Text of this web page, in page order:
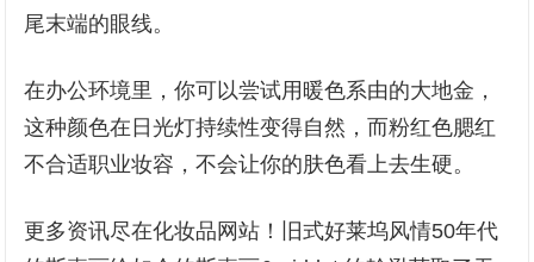
尾末端的眼线。
在办公环境里，你可以尝试用暖色系由的大地金，
这种颜色在日光灯持续性变得自然，而粉红色腮红
不合适职业妆容，不会让你的肤色看上去生硬。
更多资讯尽在化妆品网站！旧式好莱坞风情50年代